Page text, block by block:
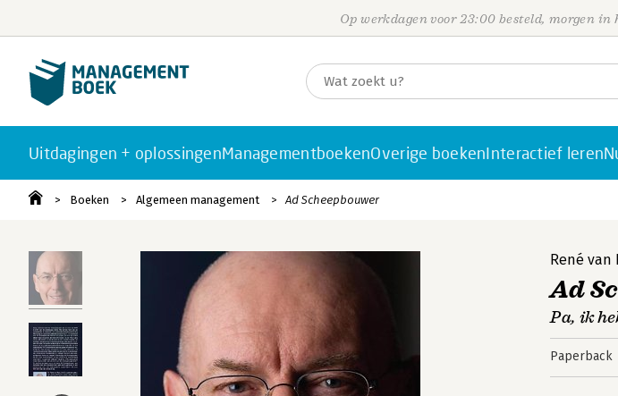
Op werkdagen voor 23:00 besteld, morgen in
Uitdagingen + oplossingenManagementboekenOverige boekenInteractief leren
Boeken Algemeen management Ad Scheepbouwer
René van
Ad
Pa, ik
Paperback